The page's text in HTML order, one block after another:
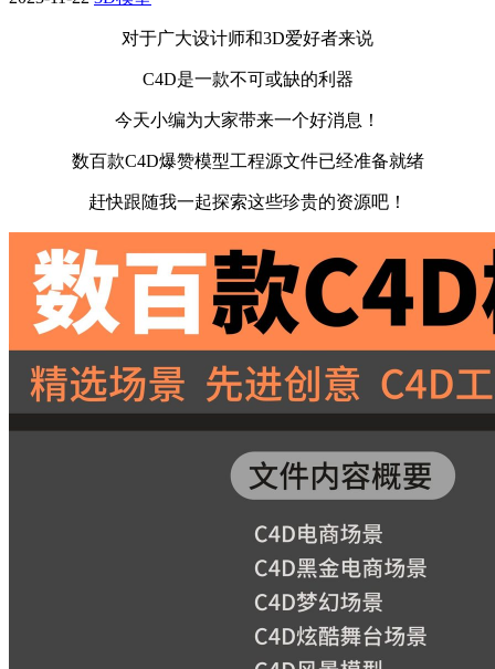
对于广大设计师和3D爱好者来说
C4D是一款不可或缺的利器
今天小编为大家带来一个好消息！
数百款C4D爆赞模型工程源文件已经准备就绪
赶快跟随我一起探索这些珍贵的资源吧！